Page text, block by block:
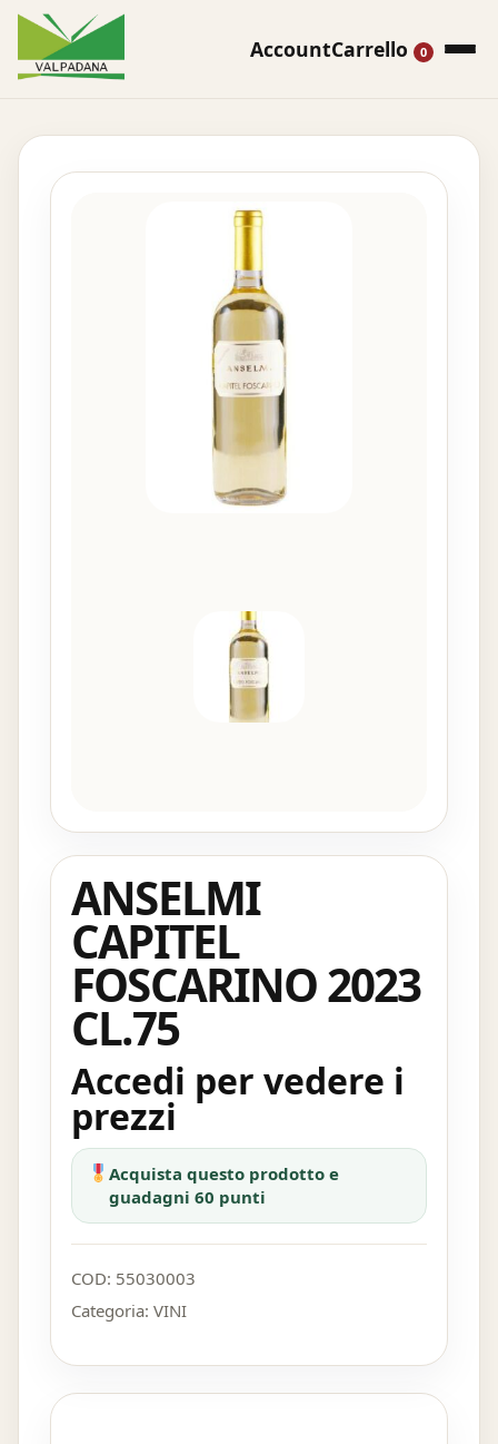
AccountCarrello 0
ANSELMI
CAPITEL
FOSCARINO 2023
CL.75
Accedi per vedere i
prezzi
Acquista questo prodotto e
guadagni 60 punti
COD: 55030003
Categoria: VINI